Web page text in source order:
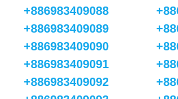
+886983409088
+886983409089
+886983409090
+886983409091
+886983409092